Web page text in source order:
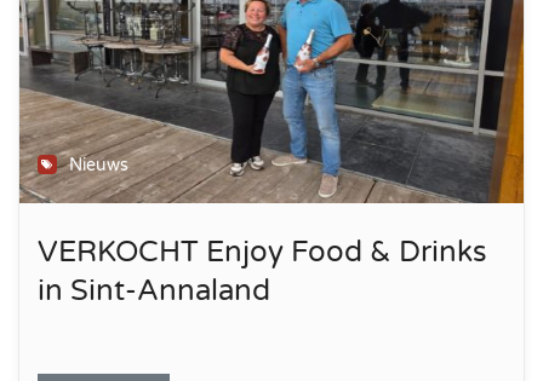
Nieuws
VERKOCHT Enjoy Food & Drinks
in Sint-Annaland